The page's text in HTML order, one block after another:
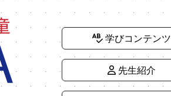
学びコンテンツ
先生紹介